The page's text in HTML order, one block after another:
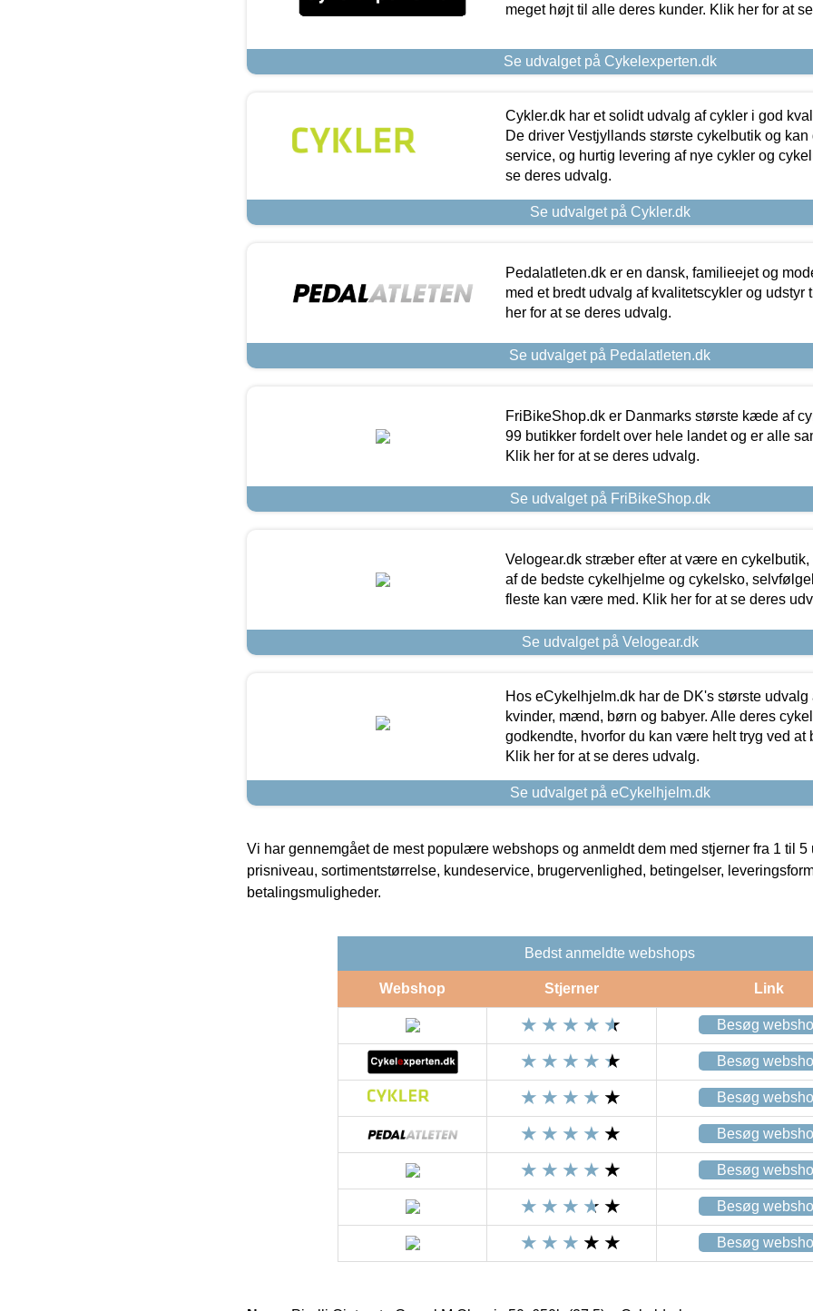
meget højt til alle deres kunder. Klik her for at
Se udvalget på Cykelexperten.dk
Cykler.dk har et solidt udvalg af cykler i god
De driver Vestjyllands største cykelbutik og kan
service, og hurtig levering af nye cykler og
se deres udvalg.
Se udvalget på Cykler.dk
Pedalatleten.dk er en dansk, familieejet og
med et bredt udvalg af kvalitetscykler og udstyr
her for at se deres udvalg.
Se udvalget på Pedalatleten.dk
FriBikeShop.dk er Danmarks største kæde af
99 butikker fordelt over hele landet og er alle
Klik her for at se deres udvalg.
Se udvalget på FriBikeShop.dk
Velogear.dk stræber efter at være en cykelbutik,
af de bedste cykelhjelme og cykelsko,
fleste kan være med. Klik her for at se deres
Se udvalget på Velogear.dk
Hos eCykelhjelm.dk har de DK's største udvalg
kvinder, mænd, børn og babyer. Alle deres
godkendte, hvorfor du kan være helt tryg ved at
Klik her for at se deres udvalg.
Se udvalget på eCykelhjelm.dk
Vi har gennemgået de mest populære webshops og anmeldt dem med stjerner fra 1 til 5
prisniveau, sortimentstørrelse, kundeservice, brugervenlighed, betingelser,
betalingsmuligheder.
Bedst anmeldte webshops
Webshop Stjerner Link
Besøg
Besøg
Besøg
Besøg
Besøg
Besøg
Besøg